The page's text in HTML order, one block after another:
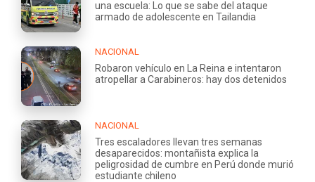
una escuela: Lo que se sabe del ataque
armado de adolescente en Tailandia
NACIONAL
Robaron vehículo en La Reina e intentaron
atropellar a Carabineros: hay dos detenidos
NACIONAL
Tres escaladores llevan tres semanas
desaparecidos: montañista explica la
peligrosidad de cumbre en Perú donde murió
estudiante chileno